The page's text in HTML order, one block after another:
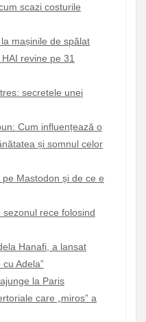
scazi costurile
mașinile de spălat
revine pe 31
secretele unei
Cum influențează o
și somnul celor
Mastodon și de ce e
rece folosind
Hanafi, a lansat
Adela”
la Paris
care „miros” a